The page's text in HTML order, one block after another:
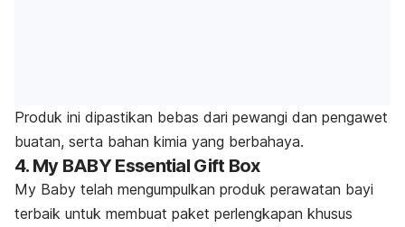
Produk ini dipastikan bebas dari pewangi dan pengawet
buatan, serta bahan kimia yang berbahaya.
4. My BABY Essential Gift Box
My Baby telah mengumpulkan produk perawatan bayi
terbaik untuk membuat paket perlengkapan khusus